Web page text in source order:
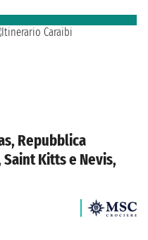
Repubblica
Kitts e Nevis,